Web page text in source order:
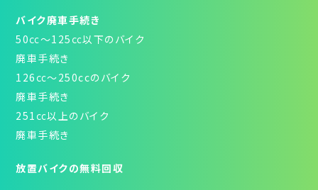
バイク廃車手続き
50㏄～125㏄以下のバイク
廃車手続き
126㏄～250ccのバイク
廃車手続き
251㏄以上のバイク
廃車手続き
放置バイクの無料回収